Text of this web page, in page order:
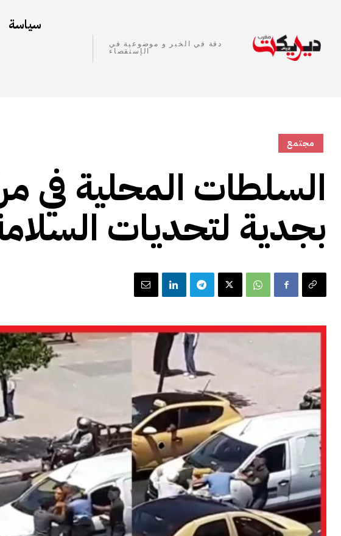
دقة في الخبر و موضوعية في
الإستقصاء
سياسة
مجتمع
السلطات المحلية
بجدية لتحديات